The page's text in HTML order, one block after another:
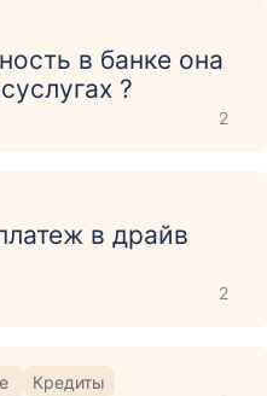
в банке она
?
2
в драйв
2
Кредиты